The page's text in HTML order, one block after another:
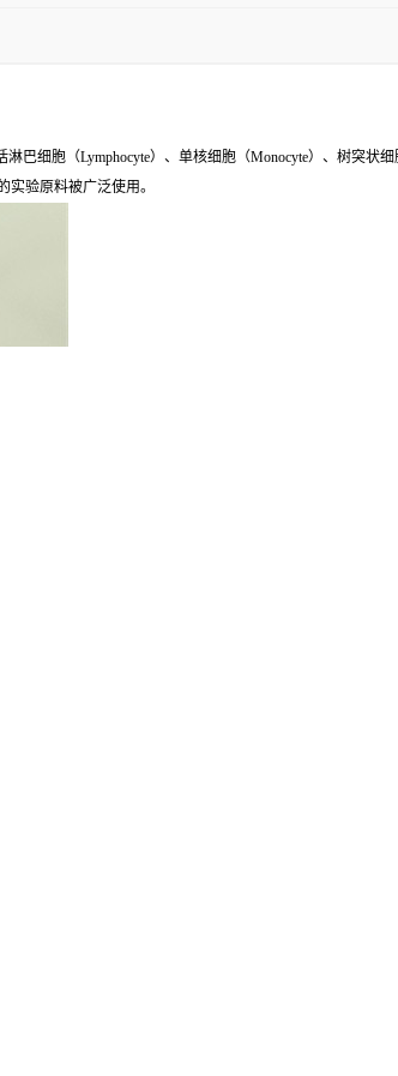
巴细胞（Lymphocyte）、单核细胞（Monocyte）、树突状
验原料被广泛使用。